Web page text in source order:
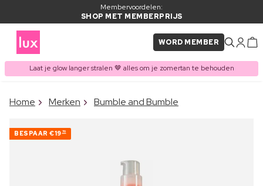
Membervoordelen:
SHOP MET MEMBERPRIJS
WORD MEMBER
Laat je glow langer stralen 🤎 alles om je zomertan te behouden
ITEM TOEGEVOEGD AAN
Home Merken Bumble and Bumble
BESPAAR €19 70